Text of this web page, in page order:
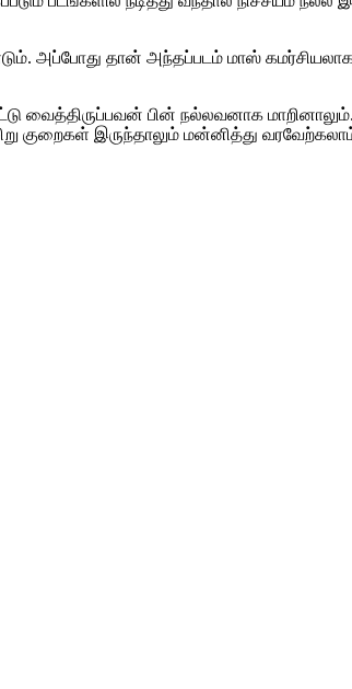
அப்போது தான் அந்தப்படம் மாஸ் கமர்சியலாக
பின் நல்லவனாக
குறைகள் இருந்தாலும் மன்னித்து